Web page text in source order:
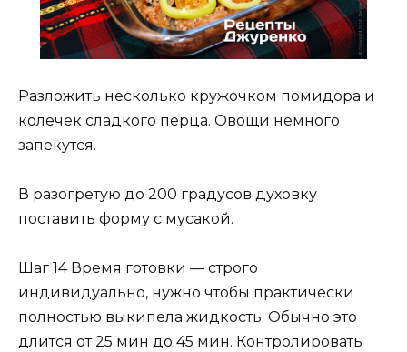
Разложить несколько кружочком помидора и
колечек сладкого перца. Овощи немного
запекутся.
В разогретую до 200 градусов духовку
поставить форму с мусакой.
Шаг 14 Время готовки — строго
индивидуально, нужно чтобы практически
полностью выкипела жидкость. Обычно это
длится от 25 мин до 45 мин. Контролировать